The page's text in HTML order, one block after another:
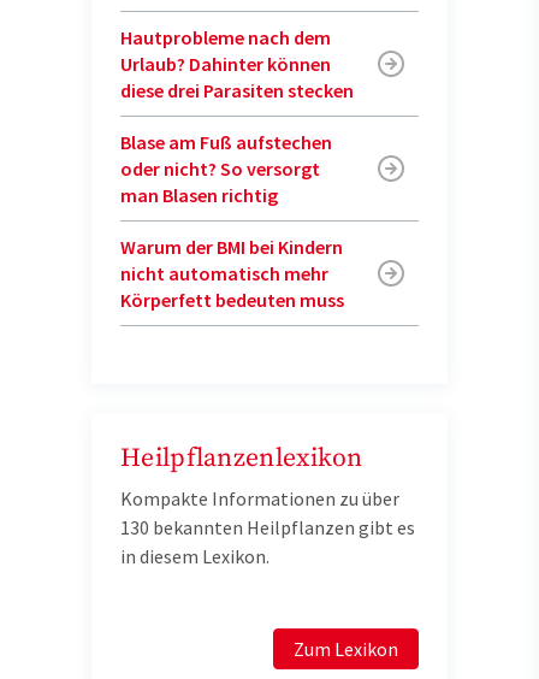
Hautprobleme nach dem
Urlaub? Dahinter können
diese drei Parasiten stecken
Blase am Fuß aufstechen
oder nicht? So versorgt
man Blasen richtig
Warum der BMI bei Kindern
nicht automatisch mehr
Körperfett bedeuten muss
Heilpflanzenlexikon
Kompakte Informationen zu über
130 bekannten Heilpflanzen gibt es
in diesem Lexikon.
Zum Lexikon